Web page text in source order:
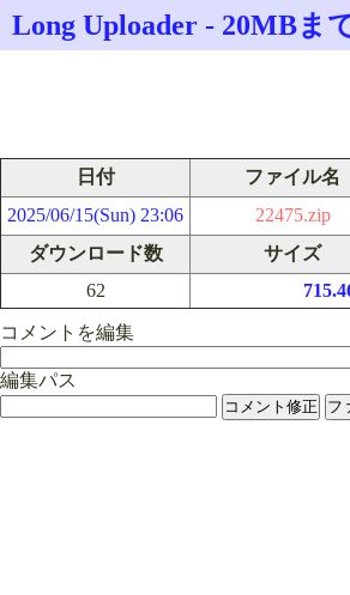
Long Uploader - 20MBま
日付 ファイル名
2025/06/15(Sun) 23:06
22475.zip
ダウンロード数
サイズ
62
コメントを編集
編集パス